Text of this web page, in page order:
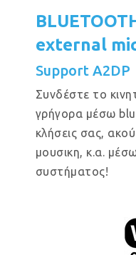
external
Support A2DP
Συνδέστε το
γρήγορα μέσω
κλήσεις σας,
μουσικη, κ.α.
συστήματος!